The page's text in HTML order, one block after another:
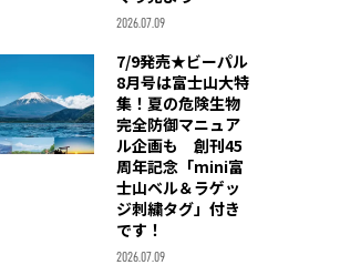
2026.07.09
7/9発売★ビーパル
8月号は富士山大特
集！夏の危険生物
完全防御マニュア
ル企画も 創刊45
周年記念「mini富
士山ベル＆ラゲッ
ジ刺繍タグ」付き
です！
2026.07.09